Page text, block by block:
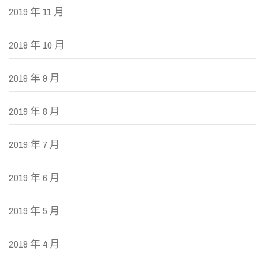
2019 年 11 月
2019 年 10 月
2019 年 9 月
2019 年 8 月
2019 年 7 月
2019 年 6 月
2019 年 5 月
2019 年 4 月